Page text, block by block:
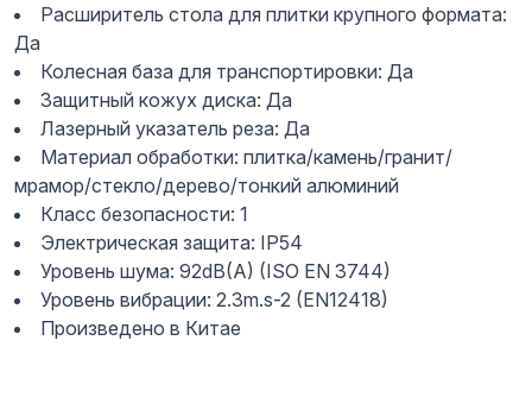
Расширитель стола для плитки крупного формата:
Да
Колесная база для транспортировки: Да
Защитный кожух диска: Да
Лазерный указатель реза: Да
Материал обработки: плитка/камень/гранит/
мрамор/стекло/дерево/тонкий алюминий
Класс безопасности: 1
Электрическая защита: IP54
Уровень шума: 92dB(A) (ISO EN 3744)
Уровень вибрации: 2.3m.s-2 (EN12418)
Произведено в Китае